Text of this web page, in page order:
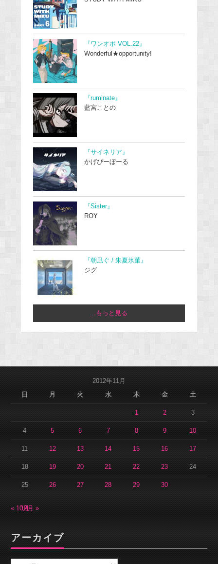
『ワンオポ VOL.22』
Wonderful★opportunity!
『ruminate』
藍宮ことの
『サイネリア』
かげぴーぼーる
『Sister』
ROY
『朝凪ぐ / 朱夏氷菓』
ジグ
...もっと見る
2012年11月
日
月 火 水 木 金 土
1 2 3
4 5 6 7 8 9 10
11 12 13 14 15 16 17
18 19 20 21 22 23 24
25 26 27 28 29 30
« 10月12月 »
アーカイブ